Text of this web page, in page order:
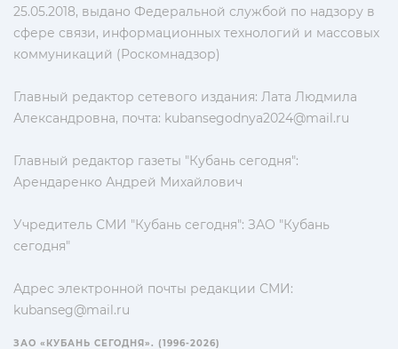
25.05.2018, выдано Федеральной службой по надзору в
сфере связи, информационных технологий и массовых
коммуникаций (Роскомнадзор)
Главный редактор сетевого издания: Лата Людмила
Александровна, почта: kubansegodnya2024@mail.ru
Главный редактор газеты "Кубань сегодня":
Арендаренко Андрей Михайлович
Учредитель СМИ "Кубань сегодня": ЗАО "Кубань
сегодня"
Адрес электронной почты редакции СМИ:
kubanseg@mail.ru
ЗАО «КУБАНЬ СЕГОДНЯ». (1996-2026)